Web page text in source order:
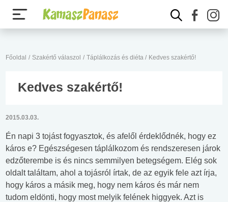
Főoldal / Szakértő válaszol / Táplálkozás és diéta / Kedves szakértő!
Kedves szakértő!
2015.03.03.
Én napi 3 tojást fogyasztok, és afelől érdeklődnék, hogy ez
káros e? Egészségesen táplálkozom és rendszeresen járok
edzőterembe is és nincs semmilyen betegségem. Elég sok
oldalt találtam, ahol a tojásról írtak, de az egyik fele azt írja,
hogy káros a másik meg, hogy nem káros és már nem
tudom eldönti, hogy most melyik felének higgyek. Azt is